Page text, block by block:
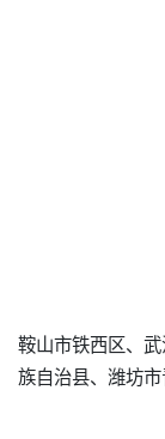
鞍山市铁西区、
族自治县、潍坊